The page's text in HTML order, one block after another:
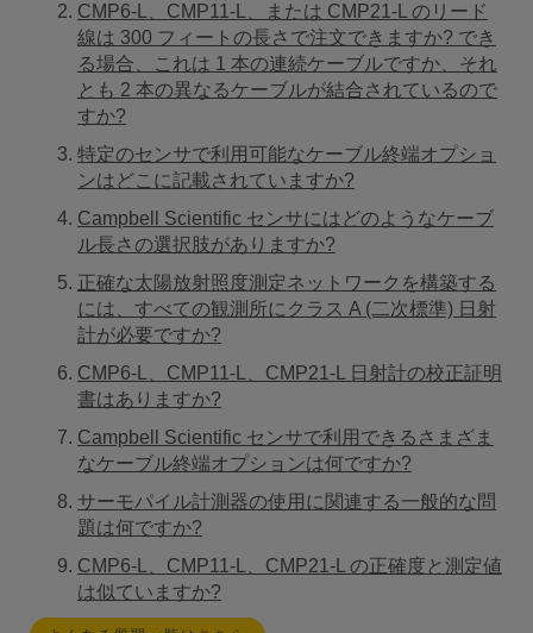
CMP6-L、CMP11-L、または CMP21-L のリード
線は 300 フィートの長さで注文できますか? でき
る場合、これは 1 本の連続ケーブルですか、それ
とも 2 本の異なるケーブルが結合されているので
すか?
特定のセンサで利用可能なケーブル終端オプショ
ンはどこに記載されていますか?
Campbell Scientific センサにはどのようなケーブ
ル長さの選択肢がありますか?
正確な太陽放射照度測定ネットワークを構築する
には、すべての観測所にクラス A (二次標準) 日射
計が必要ですか?
CMP6-L、CMP11-L、CMP21-L 日射計の校正証明
書はありますか?
Campbell Scientific センサで利用できるさまざま
なケーブル終端オプションは何ですか?
サーモパイル計測器の使用に関連する一般的な問
題は何ですか?
CMP6-L、CMP11-L、CMP21-L の正確度と測定値
は似ていますか?